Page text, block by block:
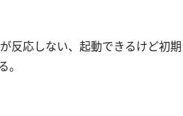
反応しない、起動できるけど初期